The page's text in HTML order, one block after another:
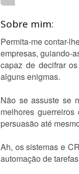
Sobre mim:
Permita-me contar-
empresas, guiando-
capaz de decifrar
alguns enigmas.
Não se assuste se
melhores
persuasão até
Ah, os sistemas e
automação de